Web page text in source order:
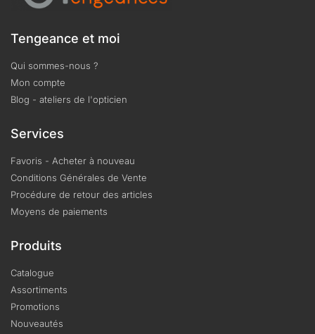
Tengeance et moi
Qui sommes-nous ?
Mon compte
Blog - ateliers de l'opticien
Services
Favoris - Acheter à nouveau
Conditions Générales de Vente
Procédure de retour des articles
Moyens de paiements
Produits
Catalogue
Assortiments
Promotions
Nouveautés